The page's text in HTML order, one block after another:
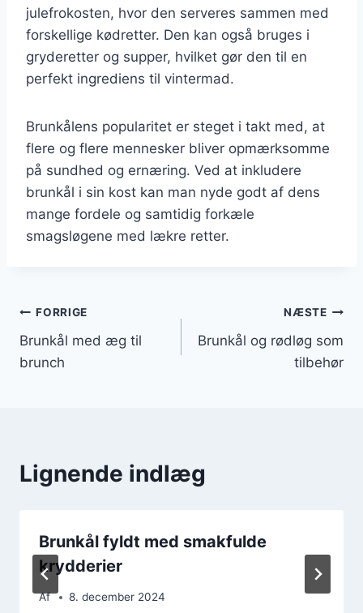
julefrokosten, hvor den serveres sammen med
forskellige kødretter. Den kan også bruges i
gryderetter og supper, hvilket gør den til en
perfekt ingrediens til vintermad.
Brunkålens popularitet er steget i takt med, at
flere og flere mennesker bliver opmærksomme
på sundhed og ernæring. Ved at inkludere
brunkål i sin kost kan man nyde godt af dens
mange fordele og samtidig forkæle
smagsløgene med lækre retter.
Indlægsnavigation
FORRIGE
Brunkål med æg til
brunch
NÆSTE
Brunkål og rødløg som
tilbehør
Lignende indlæg
Brunkål fyldt med smakfulde
krydderier
Af 8. december 2024